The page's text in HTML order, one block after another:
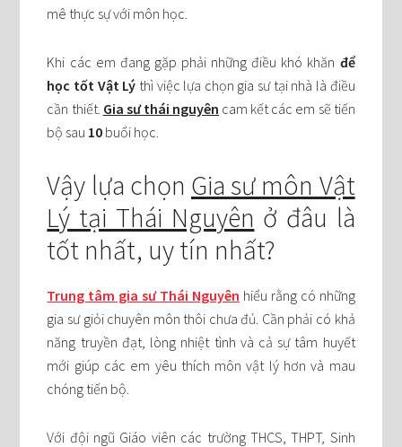
mê thực sự với môn học.
Khi các em đang gặp phải những điều khó khăn để
học tốt Vật Lý thì việc lựa chọn gia sư tại nhà là điều
cần thiết. Gia sư thái nguyên cam kết các em sẽ tiến
bộ sau 10 buổi học.
Vậy lựa chọn Gia sư môn Vật
Lý tại Thái Nguyên ở đâu là
tốt nhất, uy tín nhất?
Trung tâm gia sư Thái Nguyên hiểu rằng có những
gia sư giỏi chuyên môn thôi chưa đủ. Cần phải có khả
năng truyền đạt, lòng nhiệt tình và cả sự tâm huyết
mới giúp các em yêu thích môn vật lý hơn và mau
chóng tiến bộ.
Với đội ngũ Giáo viên các trường THCS, THPT, Sinh